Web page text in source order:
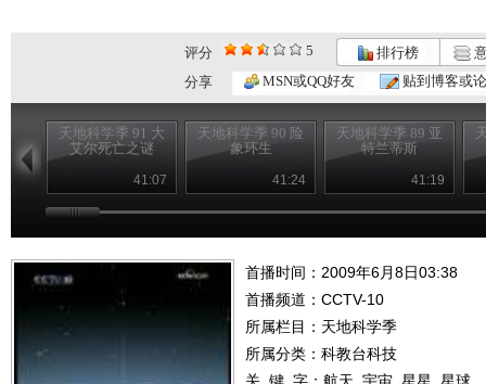
评分 5 排行榜
分享
MSN或QQ好友 贴到博客或
天地科学季 91 大
艾尔死亡之谜
41:07
天地科学季 90 险
象环生
41:24
天地科学季 89 亚
特兰蒂斯
41:19
首播时间：2009年6月8日03:38
首播频道： CCTV-10
所属栏目： 天地科学季
所属分类：科教台科技